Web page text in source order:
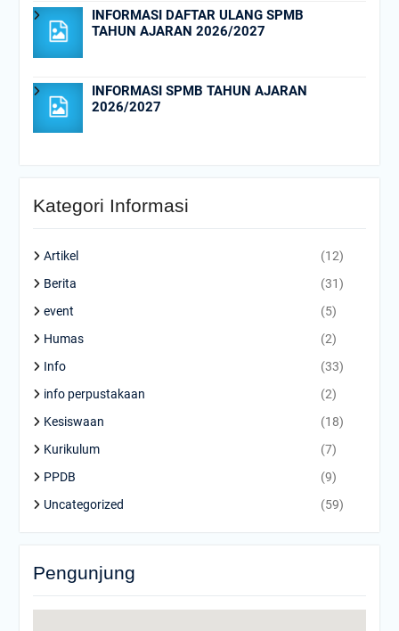
INFORMASI DAFTAR ULANG SPMB
TAHUN AJARAN 2026/2027
INFORMASI SPMB TAHUN AJARAN
2026/2027
Kategori Informasi
Artikel
(12)
Berita
(31)
event
(5)
Humas
(2)
Info
(33)
info perpustakaan
(2)
Kesiswaan
(18)
Kurikulum
(7)
PPDB
(9)
Uncategorized
(59)
Pengunjung